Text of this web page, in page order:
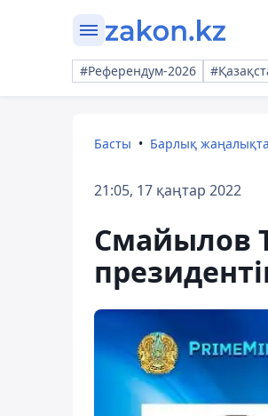
#Референдум-2026
Басты Барлық
21:05, 17 қаңтар 2022
Смайылов